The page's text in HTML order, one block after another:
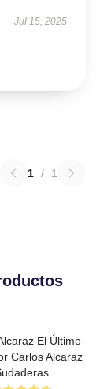
Jul 15, 2025
1 / 1
El Último
Carlos Alcaraz